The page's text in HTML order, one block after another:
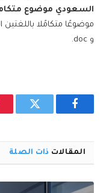
السعودي موضوع
و doc.
فيسبوك تويتر
المقالات ذات الصلة